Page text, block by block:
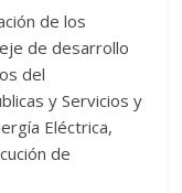
de los
de desarrollo
del
y Servicios y
Eléctrica,
de